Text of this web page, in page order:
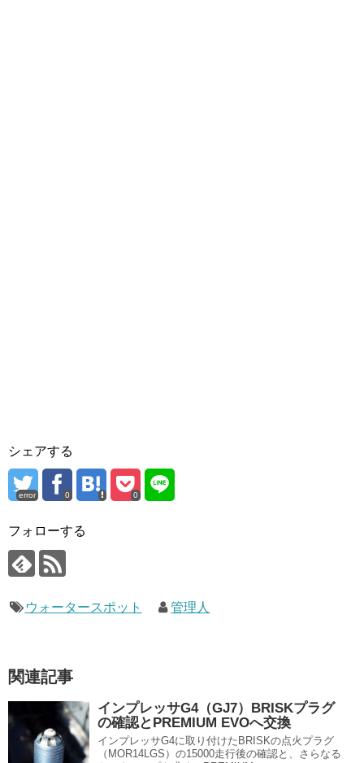
シェアする
error 0 0
フォローする
ウォータースポット 管理人
関連記事
インプレッサG4（GJ7）BRISKプラグ
の確認とPREMIUM EVOへ交換
インプレッサG4に取り付けたBRISKの点火プラグ
（MOR14LGS）の15000走行後の確認と、さらなる